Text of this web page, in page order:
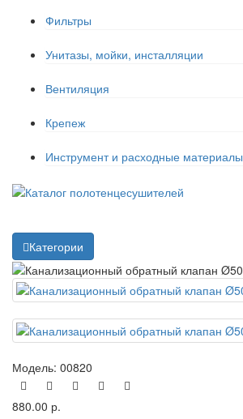
Фильтры
Унитазы, мойки, инсталляции
Вентиляция
Крепеж
Инструмент и расходные материалы
Категории
Модель: 00820
880.00 р.